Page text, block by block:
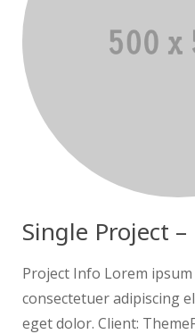
Single Project
Project Info Lorem
consectetuer adipiscing
eget dolor. Client: